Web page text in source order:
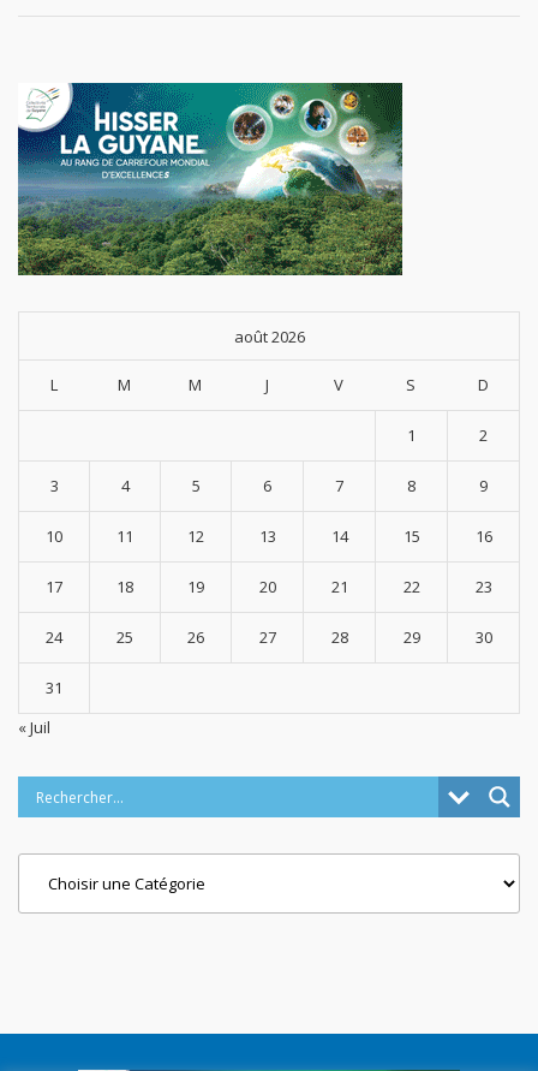
août 2026
L M M J V S D
1 2
3 4 5 6 7 8 9
10 11 12 13 14 15 16
17 18 19 20 21 22 23
24 25 26 27 28 29 30
31
« Juil